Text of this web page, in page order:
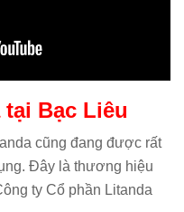
Bạc Liêu
cũng đang được rất
Đây là thương hiệu
ty Cổ phần Litanda